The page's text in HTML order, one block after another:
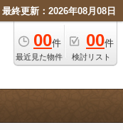
最終更新：2026年08月08日
00件
最近見た物件
00件
検討リスト